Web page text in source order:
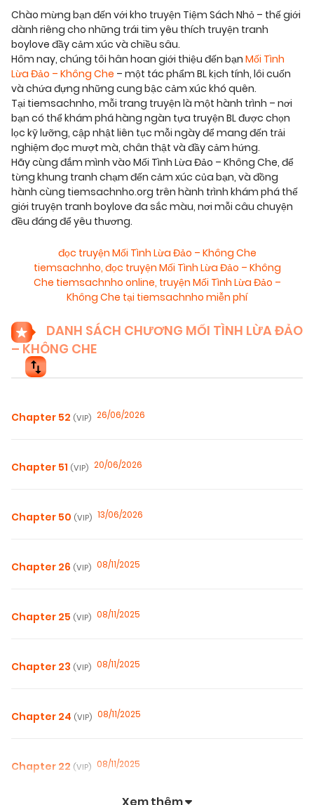
Chào mừng bạn đến với kho truyện Tiệm Sách Nhỏ – thế giới
dành riêng cho những trái tim yêu thích truyện tranh
boylove đầy cảm xúc và chiều sâu.
Hôm nay, chúng tôi hân hoan giới thiệu đến bạn Mối Tình
Lừa Đảo – Không Che – một tác phẩm BL kịch tính, lôi cuốn
và chứa đựng những cung bậc cảm xúc khó quên.
Tại tiemsachnho, mỗi trang truyện là một hành trình – nơi
bạn có thể khám phá hàng ngàn tựa truyện BL được chọn
lọc kỹ lưỡng, cập nhật liên tục mỗi ngày để mang đến trải
nghiệm đọc mượt mà, chân thật và đầy cảm hứng.
Hãy cùng đắm mình vào Mối Tình Lừa Đảo – Không Che, để
từng khung tranh chạm đến cảm xúc của bạn, và đồng
hành cùng tiemsachnho.org trên hành trình khám phá thế
giới truyện tranh boylove đa sắc màu, nơi mỗi câu chuyện
đều đáng để yêu thương.
đọc truyện Mối Tình Lừa Đảo – Không Che
tiemsachnho, đọc truyện Mối Tình Lừa Đảo – Không
Che tiemsachnho online, truyện Mối Tình Lừa Đảo –
Không Che tại tiemsachnho miễn phí
DANH SÁCH CHƯƠNG MỐI TÌNH LỪA ĐẢO
– KHÔNG CHE
Chapter 52 (VIP) 26/06/2026
Chapter 51 (VIP) 20/06/2026
Chapter 50 (VIP) 13/06/2026
Chapter 26 (VIP) 08/11/2025
Chapter 25 (VIP) 08/11/2025
Chapter 23 (VIP) 08/11/2025
Chapter 24 (VIP) 08/11/2025
Chapter 22 (VIP) 08/11/2025